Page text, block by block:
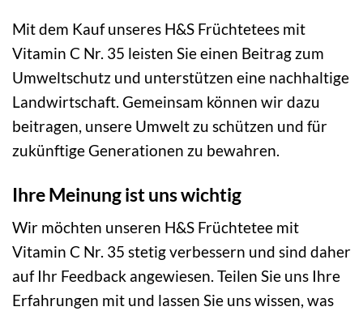
Mit dem Kauf unseres H&S Früchtetees mit
Vitamin C Nr. 35 leisten Sie einen Beitrag zum
Umweltschutz und unterstützen eine nachhaltige
Landwirtschaft. Gemeinsam können wir dazu
beitragen, unsere Umwelt zu schützen und für
zukünftige Generationen zu bewahren.
Ihre Meinung ist uns wichtig
Wir möchten unseren H&S Früchtetee mit
Vitamin C Nr. 35 stetig verbessern und sind daher
auf Ihr Feedback angewiesen. Teilen Sie uns Ihre
Erfahrungen mit und lassen Sie uns wissen, was